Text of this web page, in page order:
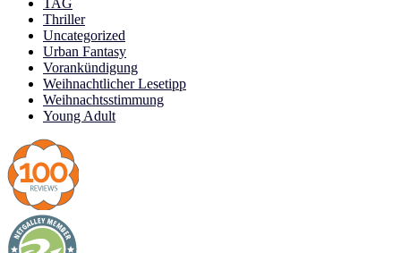
Thriller
Uncategorized
Urban Fantasy
Vorankündigung
Weihnachtlicher Lesetipp
Weihnachtsstimmung
Young Adult